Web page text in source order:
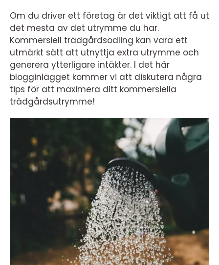
Om du driver ett företag är det viktigt att få ut
det mesta av det utrymme du har.
Kommersiell trädgårdsodling kan vara ett
utmärkt sätt att utnyttja extra utrymme och
generera ytterligare intäkter. I det här
blogginlägget kommer vi att diskutera några
tips för att maximera ditt kommersiella
trädgårdsutrymme!